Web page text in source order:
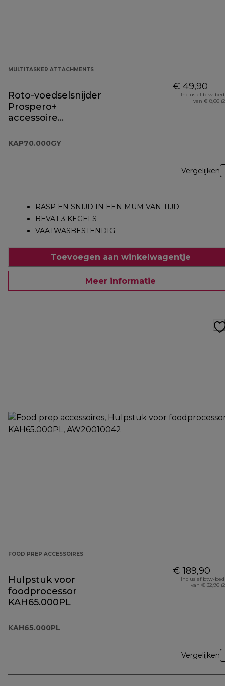
MULTITASKER ATTACHMENTS
Roto-voedselsnijder
Prospero+
accessoire
KAP70.000GY
€ 49,90
Inclusief btw-
van € 8,66
Vergelijken
RASP EN SNIJD IN EEN MUM VAN TIJD
BEVAT 3 KEGELS
VAATWASBESTENDIG
Toevoegen aan winkelwagentje
Meer informatie
FOOD PREP ACCESSOIRES
Hulpstuk voor
foodprocessor
KAH65.000PL
KAH65.000PL
€ 189,90
Inclusief btw-
van € 32,96
Vergelijken